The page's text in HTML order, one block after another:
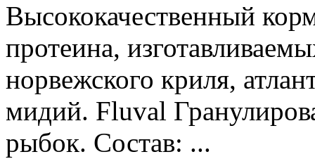
Высококачественный
протеина,
норвежского криля,
мидий. Fluval
рыбок. Состав: ...